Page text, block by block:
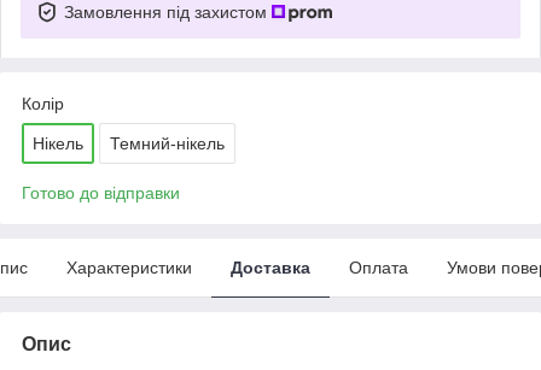
Замовлення під захистом
Колір
Нікель Темний-нікель
Готово до відправки
Характеристики Доставка Оплата Умови
Опис